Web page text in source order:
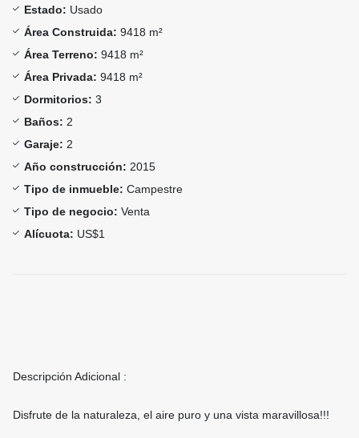
Estado: Usado
Área Construida: 9418 m²
Área Terreno: 9418 m²
Área Privada: 9418 m²
Dormitorios: 3
Baños: 2
Garaje: 2
Año construcción: 2015
Tipo de inmueble: Campestre
Tipo de negocio: Venta
Alícuota: US$1
Descripción Adicional :
Disfrute de la naturaleza, el aire puro y una vista maravillosa!!!